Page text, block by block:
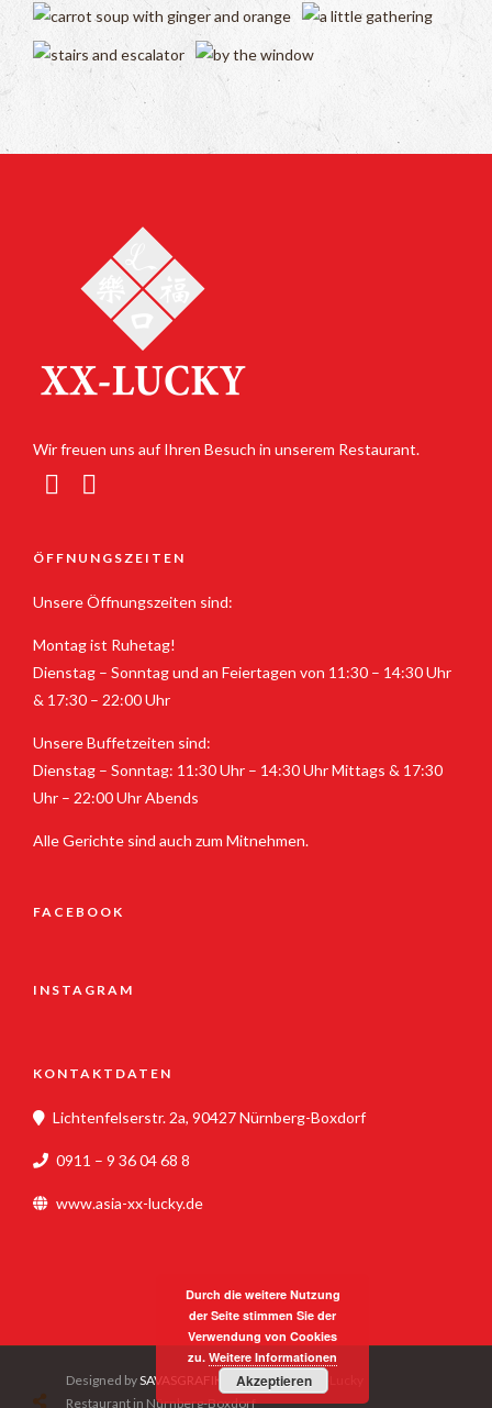
Wir freuen uns auf Ihren Besuch in unserem Restaurant.
ÖFFNUNGSZEITEN
Unsere Öffnungszeiten sind:
Montag ist Ruhetag!
Dienstag – Sonntag und an Feiertagen von 11:30 – 14:30 Uhr
& 17:30 – 22:00 Uhr
Unsere Buffetzeiten sind:
Dienstag – Sonntag: 11:30 Uhr – 14:30 Uhr Mittags & 17:30
Uhr – 22:00 Uhr Abends
Alle Gerichte sind auch zum Mitnehmen.
FACEBOOK
INSTAGRAM
KONTAKTDATEN
Lichtenfelserstr. 2a, 90427 Nürnberg-Boxdorf
0911 – 9 36 04 68 8
www.asia-xx-lucky.de
Designed bySAVASGRAFIK
- © 2020 Asia-XX-Lucky
Restaurant in Nürnberg-Boxdorf
Durch die weitere Nutzung
der Seite stimmen Sie der
Verwendung von Cookies
zu. Weitere Informationen
Akzeptieren